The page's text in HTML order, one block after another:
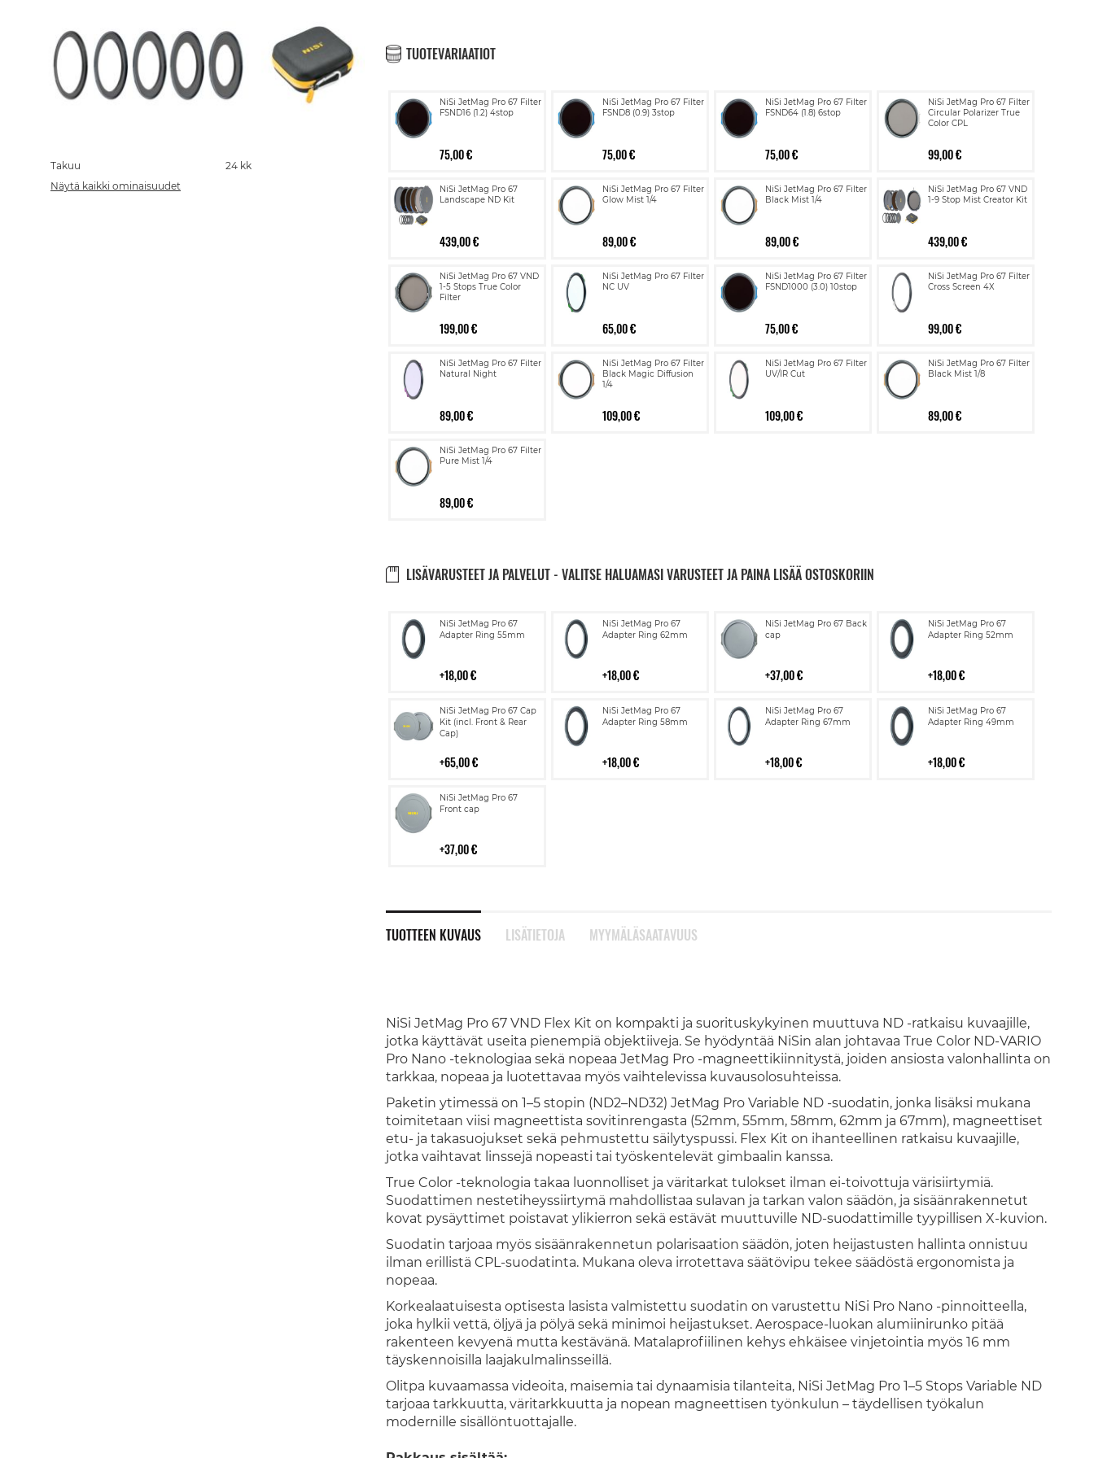
TUOTEVARIAATIOT
NiSi JetMag Pro 67 Filter
FSND16 (1.2) 4stop
75,00 €
NiSi JetMag Pro 67 Filter
FSND8 (0.9) 3stop
75,00 €
NiSi JetMag Pro 67 Filter
FSND64 (1.8) 6stop
75,00 €
NiSi JetMag Pro 67 Filter
Circular Polarizer True
Color CPL
99,00 €
NiSi JetMag Pro 67
Landscape ND Kit
439,00 €
NiSi JetMag Pro 67 Filter
Glow Mist 1/4
89,00 €
NiSi JetMag Pro 67 Filter
Black Mist 1/4
89,00 €
NiSi JetMag Pro 67 VND
1-9 Stop Mist Creator Kit
439,00 €
NiSi JetMag Pro 67 VND
1-5 Stops True Color
Filter
199,00 €
NiSi JetMag Pro 67 Filter
NC UV
65,00 €
NiSi JetMag Pro 67 Filter
FSND1000 (3.0) 10stop
75,00 €
NiSi JetMag Pro 67 Filter
Cross Screen 4X
99,00 €
NiSi JetMag Pro 67 Filter
Natural Night
89,00 €
NiSi JetMag Pro 67 Filter
Black Magic Diffusion
1/4
109,00 €
NiSi JetMag Pro 67 Filter
UV/IR Cut
109,00 €
NiSi JetMag Pro 67 Filter
Black Mist 1/8
89,00 €
NiSi JetMag Pro 67 Filter
Pure Mist 1/4
89,00 €
LISÄVARUSTEET JA PALVELUT - VALITSE HALUAMASI VARUSTEET JA PAINA LISÄÄ OSTOSKORIIN
NiSi JetMag Pro 67
Adapter Ring 55mm
18,00 €
Lisää
ostoskoriin
NiSi JetMag Pro 67
Adapter Ring 62mm
18,00 €
Lisää
ostoskoriin
NiSi JetMag Pro 67 Back
cap
37,00 €
Lisää
ostoskoriin
NiSi JetMag Pro 67
Adapter Ring 52mm
18,00 €
Lisää
ostoskoriin
NiSi JetMag Pro 67 Cap
Kit (incl. Front & Rear
Cap)
65,00 €
Lisää
ostoskoriin
NiSi JetMag Pro 67
Adapter Ring 58mm
18,00 €
Lisää
ostoskoriin
NiSi JetMag Pro 67
Adapter Ring 67mm
18,00 €
Lisää
ostoskoriin
NiSi JetMag Pro 67
Adapter Ring 49mm
18,00 €
Lisää
ostoskoriin
NiSi JetMag Pro 67
Front cap
37,00 €
Lisää
ostoskoriin
TUOTTEEN KUVAUS
NiSi JetMag Pro 67 VND Flex Kit on kompakti ja suorituskykyinen muuttuva ND -ratkaisu kuvaajille,
jotka käyttävät useita pienempiä objektiiveja. Se hyödyntää NiSin alan johtavaa True Color ND-VARIO
Pro Nano -teknologiaa sekä nopeaa JetMag Pro -magneettikiinnitystä, joiden ansiosta valonhallinta on
tarkkaa, nopeaa ja luotettavaa myös vaihtelevissa kuvausolosuhteissa.
Paketin ytimessä on 1–5 stopin (ND2–ND32) JetMag Pro Variable ND -suodatin, jonka lisäksi mukana
toimitetaan viisi magneettista sovitinrengasta (52mm, 55mm, 58mm, 62mm ja 67mm), magneettiset
etu- ja takasuojukset sekä pehmustettu säilytyspussi. Flex Kit on ihanteellinen ratkaisu kuvaajille,
jotka vaihtavat linssejä nopeasti tai työskentelevät gimbaalin kanssa.
True Color -teknologia takaa luonnolliset ja väritarkat tulokset ilman ei-toivottuja värisiirtymiä.
Suodattimen nestetiheyssiirtymä mahdollistaa sulavan ja tarkan valon säädön, ja sisäänrakennetut
kovat pysäyttimet poistavat ylikierron sekä estävät muuttuville ND-suodattimille tyypillisen X-kuvion.
Suodatin tarjoaa myös sisäänrakennetun polarisaation säädön, joten heijastusten hallinta onnistuu
ilman erillistä CPL-suodatinta. Mukana oleva irrotettava säätövipu tekee säädöstä ergonomista ja
nopeaa.
Korkealaatuisesta optisesta lasista valmistettu suodatin on varustettu NiSi Pro Nano -pinnoitteella,
joka hylkii vettä, öljyä ja pölyä sekä minimoi heijastukset. Aerospace-luokan alumiinirunko pitää
rakenteen kevyenä mutta kestävänä. Matalaprofiilinen kehys ehkäisee vinjetointia myös 16 mm
täyskennoisilla laajakulmalinsseillä.
Olitpa kuvaamassa videoita, maisemia tai dynaamisia tilanteita, NiSi JetMag Pro 1–5 Stops Variable ND
tarjoaa tarkkuutta, väritarkkuutta ja nopean magneettisen työnkulun – täydellisen työkalun
modernille sisällöntuottajalle.
LISÄTIETOJA MYYMÄLÄSAATAVUUS
the
beginning
of
Takuu
24 kk
Näytä kaikki ominaisuudet